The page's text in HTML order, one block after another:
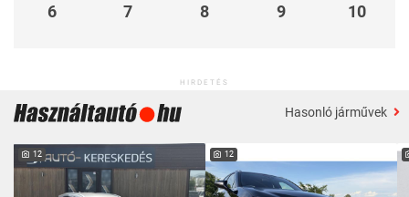
6 7 8 9 10
HIRDETÉS
Hasonló járművek
12 12